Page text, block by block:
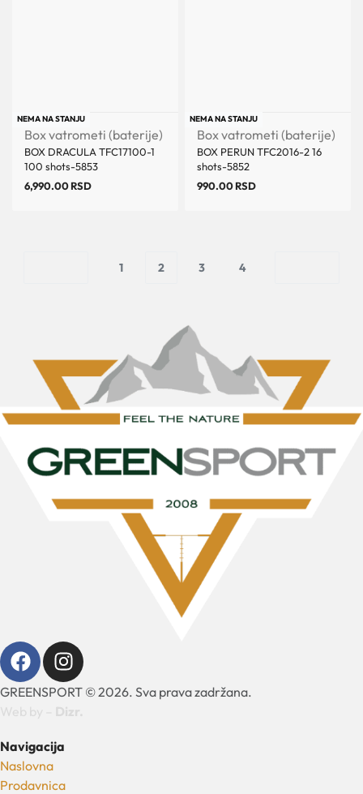
NEMA NA STANJU
Box vatrometi (baterije)
BOX DRACULA TFC17100-1
100 shots-5853
6,990.00RSD
NEMA NA STANJU
Box vatrometi (baterije)
BOX PERUN TFC2016-2 16
shots-5852
990.00RSD
1 2 3 4
GREENSPORT © 2026. Sva prava zadržana.
Navigacija
Naslovna
Prodavnica